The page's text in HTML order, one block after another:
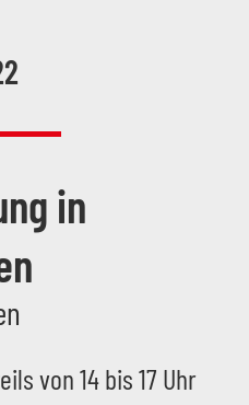
in
von 14 bis 17 Uhr